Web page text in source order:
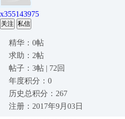
x355143975
关注 私信
精华：0帖
求助：2帖
帖子：3帖 | 72回
年度积分：0
历史总积分：267
注册：2017年9月03日